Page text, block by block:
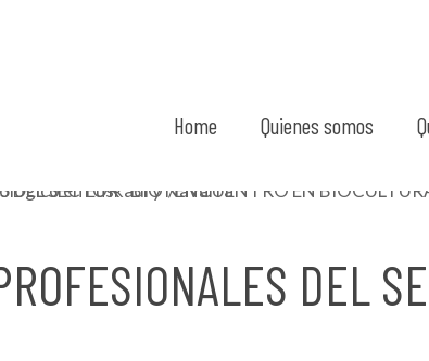
Home Quienes somos
DEL